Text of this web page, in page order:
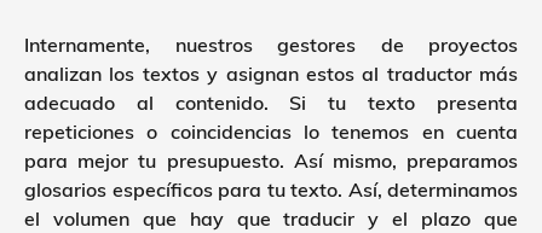
Internamente, nuestros gestores de proyectos
analizan los textos y asignan estos al traductor más
adecuado al contenido. Si tu texto presenta
repeticiones o coincidencias lo tenemos en cuenta
para mejor tu presupuesto. Así mismo, preparamos
glosarios específicos para tu texto. Así, determinamos
el volumen que hay que traducir y el plazo que